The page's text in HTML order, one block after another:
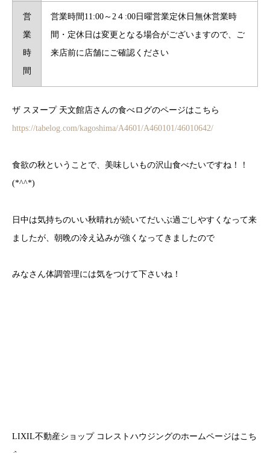
営
業
時
間
営業時間11:00～2４:00日曜営業定休日無休営業時
間・定休日は変更となる場合がございますので、ご
来店前に店舗にご確認ください
ザ スヌープ 天文館店さんの食べログのページはこちら
https://tabelog.com/kagoshima/A4601/A460101/46010642/
食欲の秋ということで、美味しいもの沢山食べたいですね！！
(*^^*)
日中は気持ちのいい秋晴れが続いてだいぶ過ごしやすくなって来
ましたが、朝晩の冷え込みが強くなってきましたので
みなさん体調管理には気をつけて下さいね！
LIXIL不動産ショップ コレストハウジングのホームページはこち